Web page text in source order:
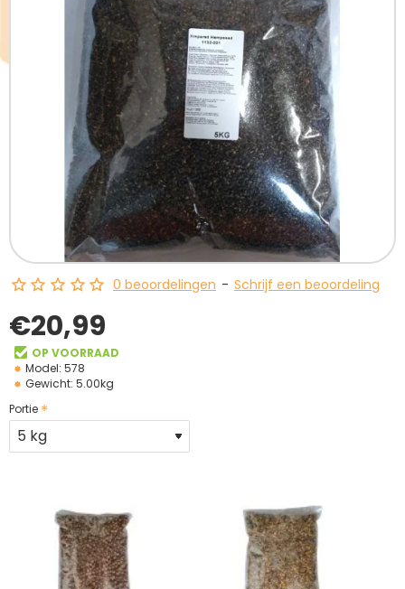
0 beoordelingen - Schrijf een beoordeling
€20,99
OP VOORRAAD
Model: 578
Gewicht: 5.00kg
Portie